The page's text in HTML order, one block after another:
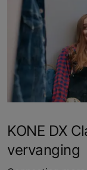
KONE DX
vervanging